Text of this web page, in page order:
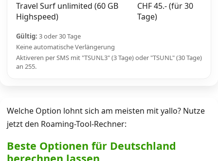
Travel Surf unlimited (60 GB
Highspeed)
CHF 45.- (für 30
Tage)
Gültig: 3 oder 30 Tage
Keine automatische Verlängerung
Aktiveren per SMS mit "TSUNL3" (3 Tage) oder "TSUNL" (30 Tage)
an 255.
Welche Option lohnt sich am meisten mit yallo? Nutze
jetzt den Roaming-Tool-Rechner:
Beste Optionen für Deutschland